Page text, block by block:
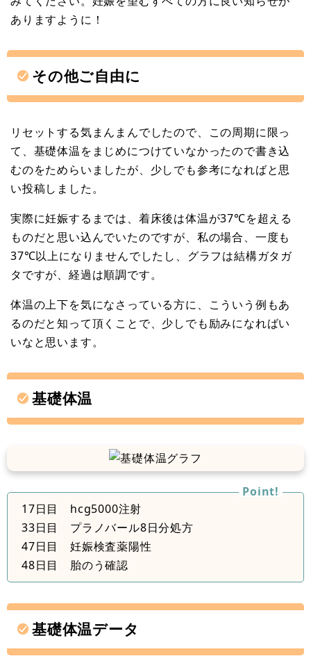
ありますように！
その他ご自由に
リセットする気まんまんでしたので、この周期に限っ
て、基礎体温をまじめにつけていなかったので書き込
むのをためらいましたが、少しでも参考になればと思
い投稿しました。
実際に妊娠するまでは、着床後は体温が37℃を超える
ものだと思い込んでいたのですが、私の場合、一度も
37℃以上になりませんでしたし、グラフは結構ガタガ
タですが、経過は順調です。
体温の上下を気になさっている方に、こういう例もあ
るのだと知って頂くことで、少しでも励みになればい
いなと思います。
基礎体温
17日目 hcg5000注射
33日目 プラノバール8日分処方
47日目 妊娠検査薬陽性
48日目 胎のう確認
基礎体温データ